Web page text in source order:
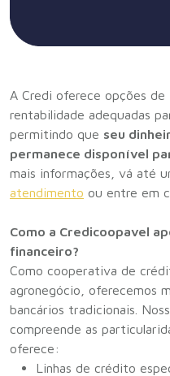
A Credi oferece opções
rentabilidade adequadas
permitindo que seu
permanece disponível
mais informações, vá até
atendimento ou entre em
Como a Credicoopavel
financeiro?
Como cooperativa de
agronegócio, oferecemos
bancários tradicionais.
compreende as
oferece:
Linhas de crédito